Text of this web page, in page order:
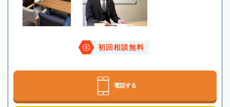
初回相談無料
電話する